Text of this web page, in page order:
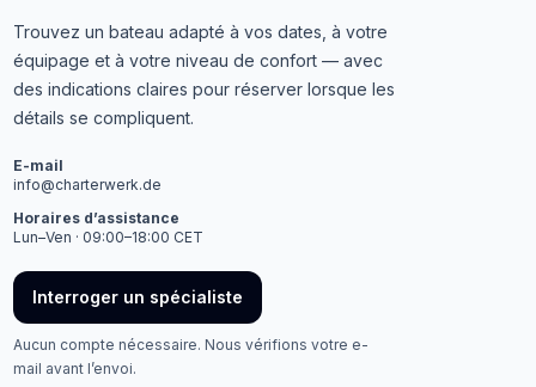
Trouvez un bateau adapté à vos dates, à votre
équipage et à votre niveau de confort — avec
des indications claires pour réserver lorsque les
détails se compliquent.
E-mail
info@charterwerk.de
Horaires d’assistance
Lun–Ven · 09:00–18:00 CET
Interroger un spécialiste
Aucun compte nécessaire. Nous vérifions votre e-
mail avant l’envoi.